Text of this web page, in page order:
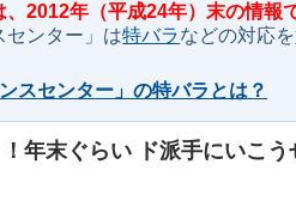
2012年（平成24年）末の情報
センター」は特バラなどの対応
スセンター」の特バラとは？
年末ぐらい ド派手にいこう